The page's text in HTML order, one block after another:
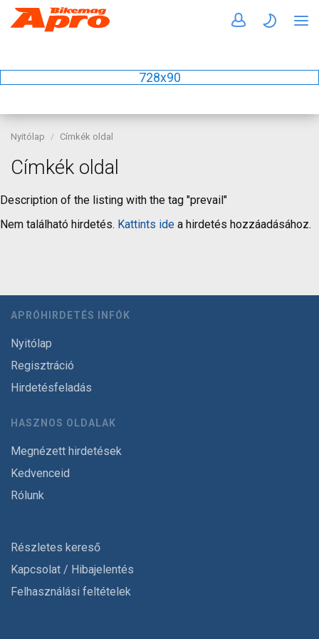
728x90
Nyitólap Címkék oldal
Címkék oldal
Description of the listing with the tag "prevail"
Nem található hirdetés. Kattints ide a hirdetés hozzáadásához.
APRÓHIRDETÉS INFÓK
Nyitólap
Regisztráció
Hirdetésfeladás
HASZNOS OLDALAK
Megnézett hirdetések
Kedvenceid
Rólunk
Részletes kereső
Kapcsolat / Hibajelentés
Felhasználási feltételek